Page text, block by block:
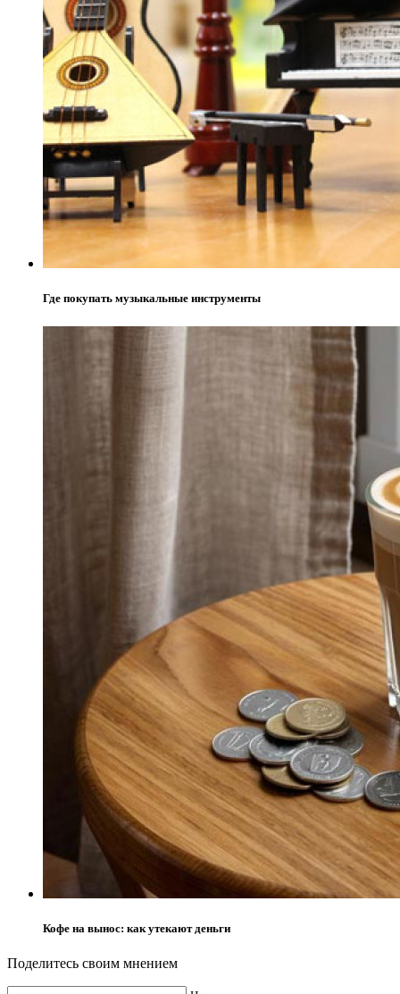
Где покупать музыкальные инструменты
Кофе на вынос: как утекают деньги
Поделитесь своим мнением